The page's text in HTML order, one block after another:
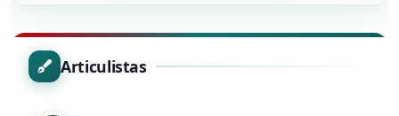
Articulistas